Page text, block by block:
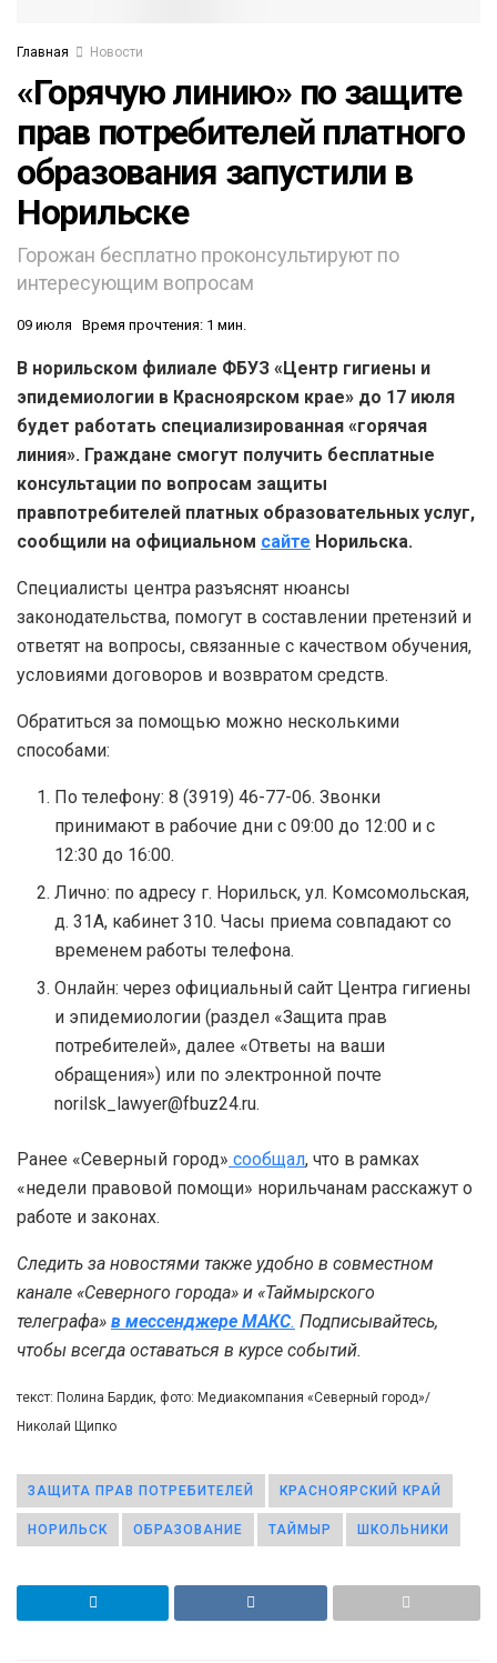
Главная Новости
«Горячую линию» по защите
прав потребителей платного
образования запустили в
Норильске
Горожан бесплатно проконсультируют по
интересующим вопросам
09 июля Время прочтения: 1 мин.
В норильском филиале ФБУЗ «Центр гигиены и
эпидемиологии в Красноярском крае» до 17 июля
будет работать специализированная «горячая
линия». Граждане смогут получить бесплатные
консультации по вопросам защиты
правпотребителей платных образовательных услуг,
сообщили на официальном сайте Норильска.
Специалисты центра разъяснят нюансы
законодательства, помогут в составлении претензий и
ответят на вопросы, связанные с качеством обучения,
условиями договоров и возвратом средств.
Обратиться за помощью можно несколькими
способами:
По телефону: 8 (3919) 46-77-06. Звонки
принимают в рабочие дни с 09:00 до 12:00 и с
12:30 до 16:00.
Лично: по адресу г. Норильск, ул. Комсомольская,
д. 31А, кабинет 310. Часы приема совпадают со
временем работы телефона.
Онлайн: через официальный сайт Центра гигиены
и эпидемиологии (раздел «Защита прав
потребителей», далее «Ответы на ваши
обращения») или по электронной почте
norilsk_lawyer@fbuz24.ru.
Ранее «Северный город» сообщал, что в рамках
«недели правовой помощи» норильчанам расскажут о
работе и законах.
Следить за новостями также удобно в совместном
канале «Северного города» и «Таймырского
телеграфа» в мессенджере MAКС. Подписывайтесь,
чтобы всегда оставаться в курсе событий.
текст: Полина Бардик, фото: Медиакомпания «Северный город»/
Николай Щипко
ЗАЩИТА ПРАВ ПОТРЕБИТЕЛЕЙ КРАСНОЯРСКИЙ КРАЙ
НОРИЛЬСК ОБРАЗОВАНИЕ ТАЙМЫР ШКОЛЬНИКИ